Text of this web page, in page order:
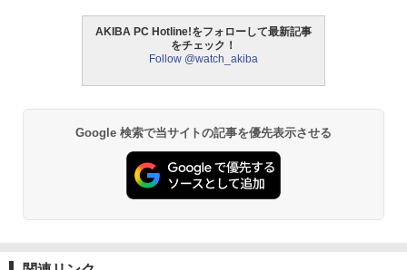
AKIBA PC Hotline!をフォローして最新記事
をチェック！
Follow @watch_akiba
Google 検索で当サイトの記事を優先表示させる